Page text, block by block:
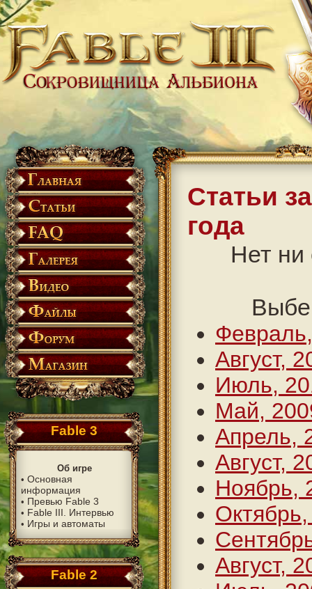
Fable 3
Об игре
• Основная
информация
• Превью Fable 3
• Fable III. Интервью
• Игры и автоматы
Fable 2
Статьи
года
Нет ни
Август,
Июль,
Май,
Апрель,
Август,
Ноябрь,
Август,